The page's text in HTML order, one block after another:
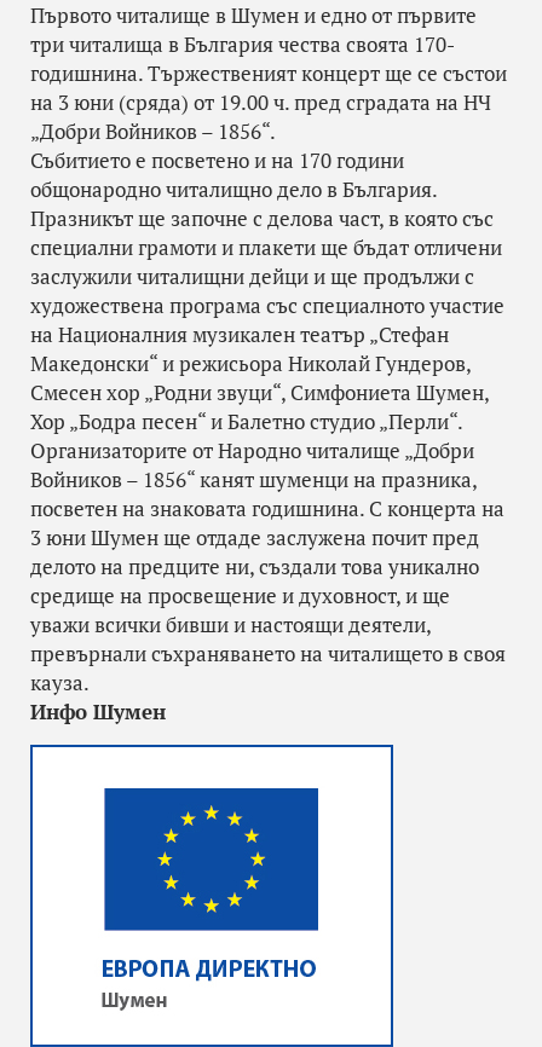
Първото читалище в Шумен и едно от първите
три читалища в България чества своята 170-
годишнина. Тържественият концерт ще се състои
на 3 юни (сряда) от 19.00 ч. пред сградата на НЧ
„Добри Войников – 1856“.
Събитието е посветено и на 170 години
общонародно читалищно дело в България.
Празникът ще започне с делова част, в която със
специални грамоти и плакети ще бъдат отличени
заслужили читалищни дейци и ще продължи с
художествена програма със специалното участие
на Националния музикален театър „Стефан
Македонски“ и режисьора Николай Гундеров,
Смесен хор „Родни звуци“, Симфониета Шумен,
Хор „Бодра песен“ и Балетно студио „Перли“.
Организаторите от Народно читалище „Добри
Войников – 1856“ канят шуменци на празника,
посветен на знаковата годишнина. С концерта на
3 юни Шумен ще отдаде заслужена почит пред
делото на предците ни, създали това уникално
средище на просвещение и духовност, и ще
уважи всички бивши и настоящи деятели,
превърнали съхраняването на читалището в своя
кауза.
Инфо Шумен